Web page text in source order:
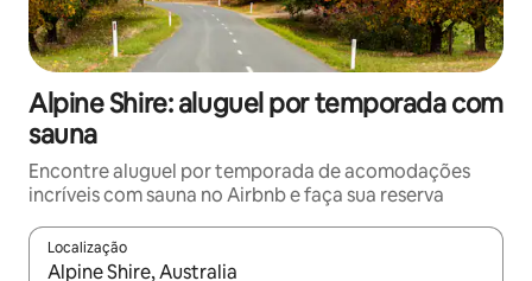
Alpine Shire: aluguel por temporada com
sauna
Encontre aluguel por temporada de acomodações
incríveis com sauna no Airbnb e faça sua reserva
Localização
Quando os resultados estiverem disponíveis, explore-os